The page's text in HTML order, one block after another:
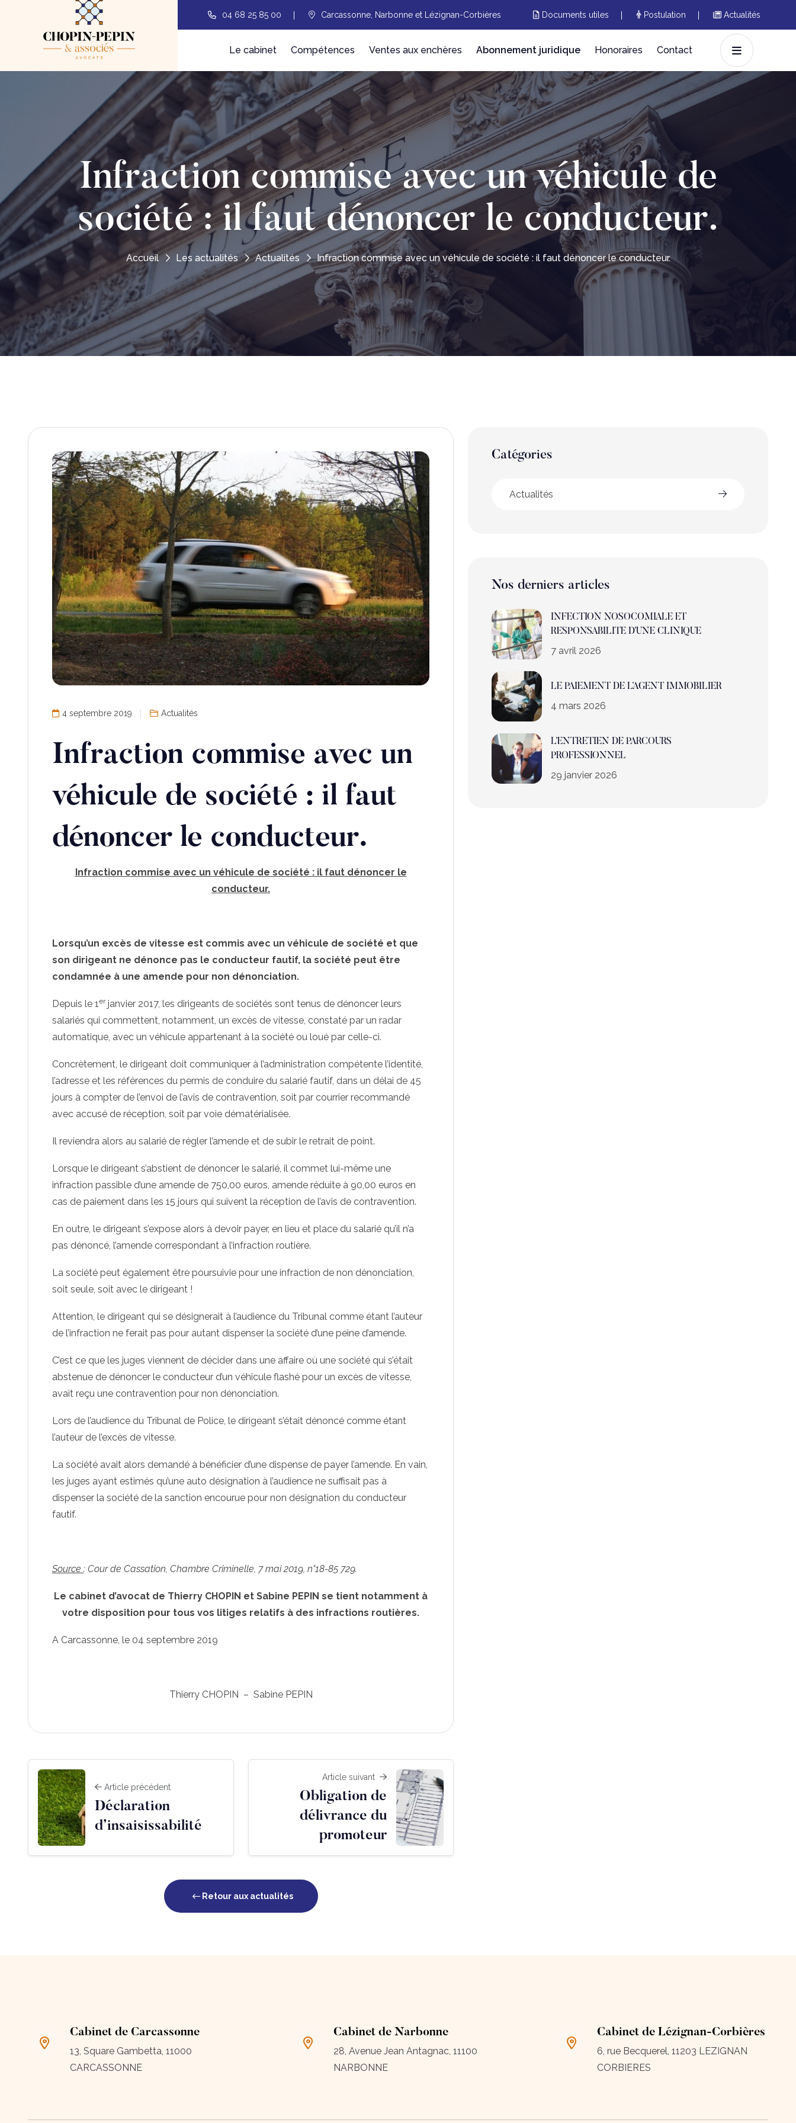
04 68 25 85 00 Carcassonne, Narbonne et Lézignan-Corbières Documents utiles Postulation Actualités
Le cabinet Compétences Ventes aux enchères Abonnement juridique Honoraires Contact
Infraction commise avec un véhicule de
société : il faut dénoncer le conducteur.
Accueil Les actualités Actualités Infraction commise avec un véhicule de société : il faut dénoncer le conducteur.
4 septembre 2019 Actualités
Infraction commise avec un
véhicule de société : il faut
dénoncer le conducteur.
Infraction commise avec un véhicule de société : il faut dénoncer le
conducteur.
Lorsqu’un excès de vitesse est commis avec un véhicule de société et que
son dirigeant ne dénonce pas le conducteur fautif, la société peut être
condamnée à une amende pour non dénonciation.
Depuis le 1erjanvier 2017, les dirigeants de sociétés sont tenus de dénoncer leurs
salariés qui commettent, notamment, un excès de vitesse, constaté par un radar
automatique, avec un véhicule appartenant à la société ou loué par celle-ci.
Concrètement, le dirigeant doit communiquer à l’administration compétente l’identité,
l’adresse et les références du permis de conduire du salarié fautif, dans un délai de 45
jours à compter de l’envoi de l’avis de contravention, soit par courrier recommandé
avec accusé de réception, soit par voie dématérialisée.
Il reviendra alors au salarié de régler l’amende et de subir le retrait de point.
Lorsque le dirigeant s’abstient de dénoncer le salarié, il commet lui-même une
infraction passible d’une amende de 750,00 euros, amende réduite à 90,00 euros en
cas de paiement dans les 15 jours qui suivent la réception de l’avis de contravention.
En outre, le dirigeant s’expose alors à devoir payer, en lieu et place du salarié qu’il n’a
pas dénoncé, l’amende correspondant à l’infraction routière.
La société peut également être poursuivie pour une infraction de non dénonciation,
soit seule, soit avec le dirigeant !
Attention, le dirigeant qui se désignerait à l’audience du Tribunal comme étant l’auteur
de l’infraction ne ferait pas pour autant dispenser la société d’une peine d’amende.
C’est ce que les juges viennent de décider dans une affaire où une société qui s’était
abstenue de dénoncer le conducteur d’un véhicule flashé pour un excès de vitesse,
avait reçu une contravention pour non dénonciation.
Lors de l’audience du Tribunal de Police, le dirigeant s’était dénoncé comme étant
l’auteur de l’excès de vitesse.
La société avait alors demandé à bénéficier d’une dispense de payer l’amende. En vain,
les juges ayant estimés qu’une auto désignation à l’audience ne suffisait pas à
dispenser la société de la sanction encourue pour non désignation du conducteur
fautif.
Source : Cour de Cassation, Chambre Criminelle, 7 mai 2019, n°18-85 729.
Le cabinet d’avocat de Thierry CHOPIN et Sabine PEPIN se tient notamment à
votre disposition pour tous vos litiges relatifs à des infractions routières.
A Carcassonne, le 04 septembre 2019
Thierry CHOPIN – Sabine PEPIN
Article précédent
Déclaration
d’insaisissabilité
Article suivant
Obligation de
délivrance du
promoteur
Retour aux actualités
Catégories
Actualités
Nos derniers articles
INFECTION NOSOCOMIALE ET
RESPONSABILITE D’UNE CLINIQUE
7 avril 2026
LE PAIEMENT DE L’AGENT IMMOBILIER
4 mars 2026
L’ENTRETIEN DE PARCOURS
PROFESSIONNEL
29 janvier 2026
Cabinet de Carcassonne
13, Square Gambetta, 11000
CARCASSONNE
Cabinet de Narbonne
28, Avenue Jean Antagnac, 11100
NARBONNE
Cabinet de Lézignan-Corbières
6, rue Becquerel, 11203 LEZIGNAN
CORBIERES